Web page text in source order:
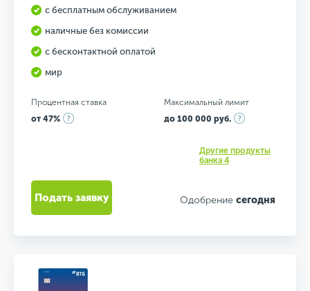
с бесплатным обслуживанием
наличные без комиссии
с бесконтактной оплатой
мир
Процентная ставка
от 47%
Максимальный лимит
до 100 000 руб.
Другие продукты
банка 4
Одобрение сегодня
Подать заявку